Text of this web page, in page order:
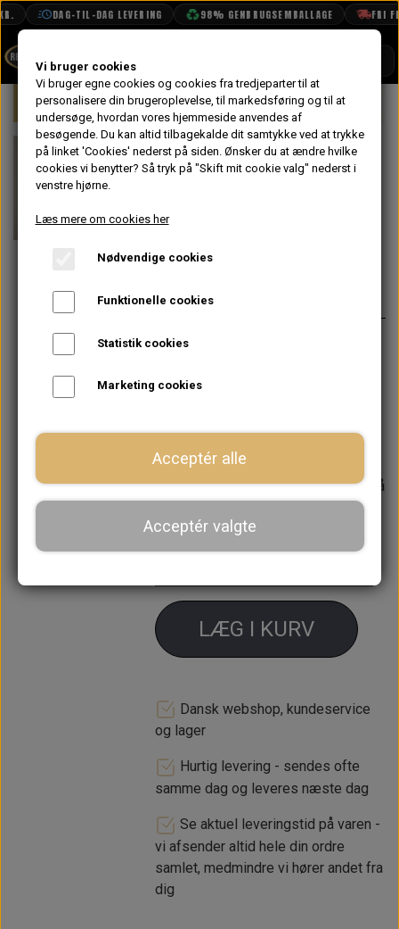
DAG-TIL-DAG LEVERING 98% GENBRUGSEMBALLAGE FRI
BOOK TID
PROJEKTER
TEKNISK DATA
VANDPOLERING
Forside Mini Kobling & Svinghjul
På lager
Ring Gear Tynd
Starter
238,40 kr.
Varenummer: 22G2613
Start krans/ring gear til intertia
Passer IKKE til pre-engaged starter
Forventet leveringstid:Varen er på
− +
LÆG I KURV
Dansk webshop, kundeservice
og lager
Hurtig levering - sendes ofte
samme dag og leveres næste dag
Se aktuel leveringstid på varen -
vi afsender altid hele din ordre
samlet, medmindre vi hører andet fra
dig
Vi bruger cookies
Vi bruger egne cookies og cookies fra tredjeparter til at
personalisere din brugeroplevelse, til markedsføring og til at
undersøge, hvordan vores hjemmeside anvendes af
besøgende. Du kan altid tilbagekalde dit samtykke ved at trykke
på linket 'Cookies' nederst på siden. Ønsker du at ændre hvilke
cookies vi benytter? Så tryk på "Skift mit cookie valg" nederst i
venstre hjørne.
Læs mere om cookies her
Nødvendige cookies
Funktionelle cookies
Statistik cookies
Marketing cookies
Acceptér alle
Acceptér valgte